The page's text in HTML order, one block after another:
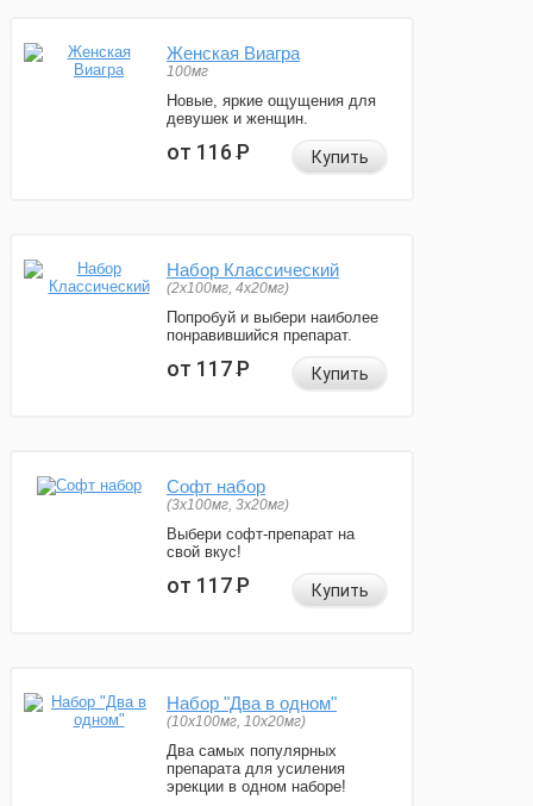
Женская Виагра
100мг
Новые, яркие ощущения для
девушек и женщин.
от 116Р Купить
Набор Классический
(2x100мг, 4x20мг)
Попробуй и выбери наиболее
понравившийся препарат.
от 117Р Купить
Софт набор
(3x100мг, 3x20мг)
Выбери софт-препарат на
свой вкус!
от 117Р Купить
Набор "Два в одном"
(10x100мг, 10x20мг)
Два самых популярных
препарата для усиления
эрекции в одном наборе!